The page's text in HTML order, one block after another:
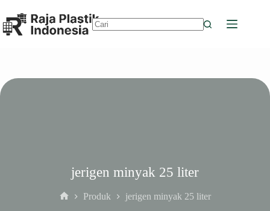
to
content
jerigen minyak 25 liter
Produk jerigen minyak 25 liter